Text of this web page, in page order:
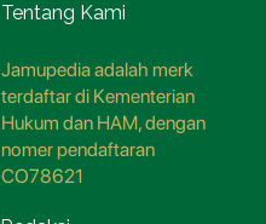
Tentang Kami
Jamupedia adalah merk
terdaftar di Kementerian
Hukum dan HAM, dengan
nomer pendaftaran
CO78621